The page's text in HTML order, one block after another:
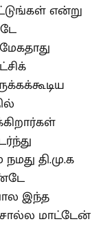
என்று
தி.மு.க
இந்த
மாட்டேன்